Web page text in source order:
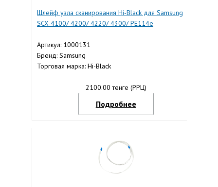
Шлейф узла сканирования Hi-Black для Samsung
SCX-4100/ 4200/ 4220/ 4300/ PE114e
Артикул: 1000131
Бренд: Samsung
Торговая марка: Hi-Black
2100.00 тенге (РРЦ)
Подробнее